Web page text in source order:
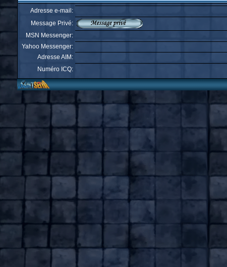
Adresse e-mail:
Message Privé:
MSN Messenger:
Yahoo Messenger:
Adresse AIM:
Numéro ICQ: